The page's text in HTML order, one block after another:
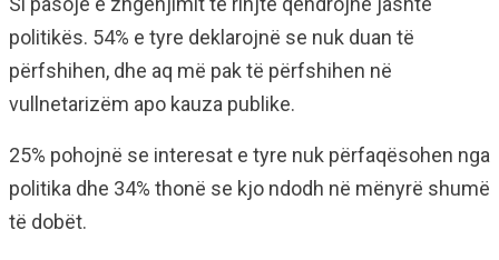
politikës. 54% e tyre deklarojnë se nuk duan të
përfshihen, dhe aq më pak të përfshihen në
vullnetarizëm apo kauza publike.
25% pohojnë se interesat e tyre nuk përfaqësohen nga
politika dhe 34% thonë se kjo ndodh në mënyrë shumë
të dobët.